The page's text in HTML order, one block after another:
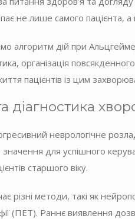
не лише самого пацієнта, а
алгоритм дій при
організація
пацієнтів із цим
діагностика
неврологічне
для успішного
старшого віку.
різні методи, такі як
(ПЕТ). Раннє виявлення